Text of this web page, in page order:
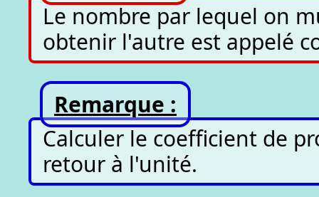
Le nombre par lequel on
obtenir l'autre est appelé
Remarque :
Calculer le coefficient de
retour à l'unité.